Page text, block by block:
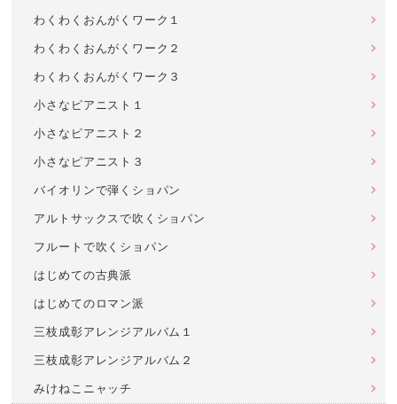
わくわくおんがくワーク１
わくわくおんがくワーク２
わくわくおんがくワーク３
小さなピアニスト１
小さなピアニスト２
小さなピアニスト３
バイオリンで弾くショパン
アルトサックスで吹くショパン
フルートで吹くショパン
はじめての古典派
はじめてのロマン派
三枝成彰アレンジアルバム１
三枝成彰アレンジアルバム２
みけねこニャッチ